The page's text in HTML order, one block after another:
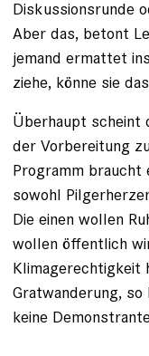
Diskussionsrunde
Aber das, betont
jemand ermattet
ziehe, könne sie
Überhaupt scheint
der Vorbereitung
Programm braucht
sowohl
Die einen wollen
wollen öffentlich
Klimagerechtigkeit
Gratwanderung, so
keine